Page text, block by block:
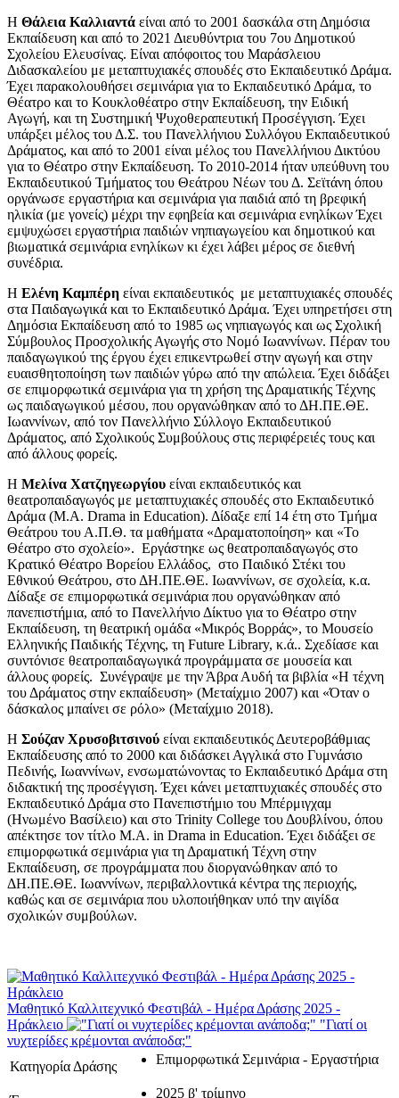
Η Θάλεια Καλλιαντά είναι από το 2001 δασκάλα στη Δημόσια
Εκπαίδευση και από το 2021 Διευθύντρια του 7ου Δημοτικού
Σχολείου Ελευσίνας. Είναι απόφοιτος του Μαράσλειου
Διδασκαλείου με μεταπτυχιακές σπουδές στο Εκπαιδευτικό Δράμα.
Έχει παρακολουθήσει σεμινάρια για το Εκπαιδευτικό Δράμα, το
Θέατρο και το Κουκλοθέατρο στην Εκπαίδευση, την Ειδική
Αγωγή, και τη Συστημική Ψυχοθεραπευτική Προσέγγιση. Έχει
υπάρξει μέλος του Δ.Σ. του Πανελλήνιου Συλλόγου Εκπαιδευτικού
Δράματος, και από το 2001 είναι μέλος του Πανελλήνιου Δικτύου
για το Θέατρο στην Εκπαίδευση. Το 2010-2014 ήταν υπεύθυνη του
Εκπαιδευτικού Τμήματος του Θεάτρου Νέων του Δ. Σεϊτάνη όπου
οργάνωσε εργαστήρια και σεμινάρια για παιδιά από τη βρεφική
ηλικία (με γονείς) μέχρι την εφηβεία και σεμινάρια ενηλίκων Έχει
εμψυχώσει εργαστήρια παιδιών νηπιαγωγείου και δημοτικού και
βιωματικά σεμινάρια ενηλίκων κι έχει λάβει μέρος σε διεθνή
συνέδρια.
Η Ελένη Καμπέρη είναι εκπαιδευτικός με μεταπτυχιακές σπουδές
στα Παιδαγωγικά και το Εκπαιδευτικό Δράμα. Έχει υπηρετήσει στη
Δημόσια Εκπαίδευση από το 1985 ως νηπιαγωγός και ως Σχολική
Σύμβουλος Προσχολικής Αγωγής στο Νομό Ιωαννίνων. Πέραν του
παιδαγωγικού της έργου έχει επικεντρωθεί στην αγωγή και στην
ευαισθητοποίηση των παιδιών γύρω από την απώλεια. Έχει διδάξει
σε επιμορφωτικά σεμινάρια για τη χρήση της Δραματικής Τέχνης
ως παιδαγωγικού μέσου, που οργανώθηκαν από το ΔΗ.ΠΕ.ΘΕ.
Ιωαννίνων, από τον Πανελλήνιο Σύλλογο Εκπαιδευτικού
Δράματος, από Σχολικούς Συμβούλους στις περιφέρειές τους και
από άλλους φορείς.
Η Μελίνα Χατζηγεωργίου είναι εκπαιδευτικός και
θεατροπαιδαγωγός με μεταπτυχιακές σπουδές στο Εκπαιδευτικό
Δράμα (Μ.Α. Drama in Education). Δίδαξε επί 14 έτη στο Τμήμα
Θεάτρου του Α.Π.Θ. τα μαθήματα «Δραματοποίηση» και «Το
Θέατρο στο σχολείο». Εργάστηκε ως θεατροπαιδαγωγός στο
Κρατικό Θέατρο Βορείου Ελλάδος, στο Παιδικό Στέκι του
Εθνικού Θεάτρου, στο ΔΗ.ΠΕ.ΘΕ. Ιωαννίνων, σε σχολεία, κ.α.
Δίδαξε σε επιμορφωτικά σεμινάρια που οργανώθηκαν από
πανεπιστήμια, από το Πανελλήνιο Δίκτυο για το Θέατρο στην
Εκπαίδευση, τη θεατρική ομάδα «Μικρός Βορράς», το Μουσείο
Ελληνικής Παιδικής Τέχνης, τη Future Library, κ.ά.. Σχεδίασε και
συντόνισε θεατροπαιδαγωγικά προγράμματα σε μουσεία και
άλλους φορείς. Συνέγραψε με την Άβρα Αυδή τα βιβλία «Η τέχνη
του Δράματος στην εκπαίδευση» (Μεταίχμιο 2007) και «Όταν ο
δάσκαλος μπαίνει σε ρόλο» (Μεταίχμιο 2018).
Η Σούζαν Χρυσοβιτσινού είναι εκπαιδευτικός Δευτεροβάθμιας
Εκπαίδευσης από το 2000 και διδάσκει Αγγλικά στο Γυμνάσιο
Πεδινής, Ιωαννίνων, ενσωματώνοντας το Εκπαιδευτικό Δράμα στη
διδακτική της προσέγγιση. Έχει κάνει μεταπτυχιακές σπουδές στο
Εκπαιδευτικό Δράμα στο Πανεπιστήμιο του Μπέρμιγχαμ
(Ηνωμένο Βασίλειο) και στο Trinity College του Δουβλίνου, όπου
απέκτησε τον τίτλο M.A. in Drama in Education. Έχει διδάξει σε
επιμορφωτικά σεμινάρια για τη Δραματική Τέχνη στην
Εκπαίδευση, σε προγράμματα που διοργανώθηκαν από το
ΔΗ.ΠΕ.ΘΕ. Ιωαννίνων, περιβαλλοντικά κέντρα της περιοχής,
καθώς και σε σεμινάρια που υλοποιήθηκαν υπό την αιγίδα
σχολικών συμβούλων.
Μαθητικό Καλλιτεχνικό Φεστιβάλ - Ημέρα Δράσης 2025 -
Ηράκλειο
"Γιατί οι
νυχτερίδες κρέμονται ανάποδα;"
Κατηγορία Δράσης
Επιμορφωτικά Σεμινάρια - Εργαστήρια
2025 β' τρίμηνο